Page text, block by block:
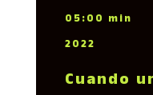
05:00 min
2022
Cuando